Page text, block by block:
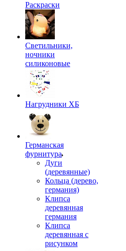
Раскраски
Светильники,
ночники
силиконовые
Нагрудники ХБ
Германская
фурнитура
Дуги
(деревянные)
Кольца (дерево,
германия)
Клипса
деревянная
германия
Клипса
деревянная с
рисунком